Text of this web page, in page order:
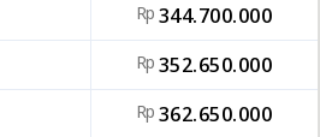
Rp 344.700.000
Rp 352.650.000
Rp 362.650.000